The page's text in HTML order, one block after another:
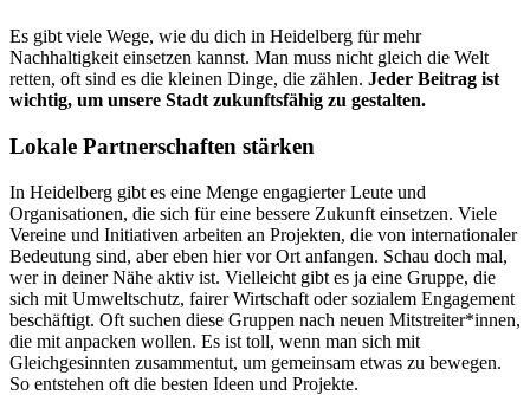
Es gibt viele Wege, wie du dich in Heidelberg für mehr
Nachhaltigkeit einsetzen kannst. Man muss nicht gleich die Welt
retten, oft sind es die kleinen Dinge, die zählen. Jeder Beitrag ist
wichtig, um unsere Stadt zukunftsfähig zu gestalten.
Lokale Partnerschaften stärken
In Heidelberg gibt es eine Menge engagierter Leute und
Organisationen, die sich für eine bessere Zukunft einsetzen. Viele
Vereine und Initiativen arbeiten an Projekten, die von internationaler
Bedeutung sind, aber eben hier vor Ort anfangen. Schau doch mal,
wer in deiner Nähe aktiv ist. Vielleicht gibt es ja eine Gruppe, die
sich mit Umweltschutz, fairer Wirtschaft oder sozialem Engagement
beschäftigt. Oft suchen diese Gruppen nach neuen Mitstreiter*innen,
die mit anpacken wollen. Es ist toll, wenn man sich mit
Gleichgesinnten zusammentut, um gemeinsam etwas zu bewegen.
So entstehen oft die besten Ideen und Projekte.